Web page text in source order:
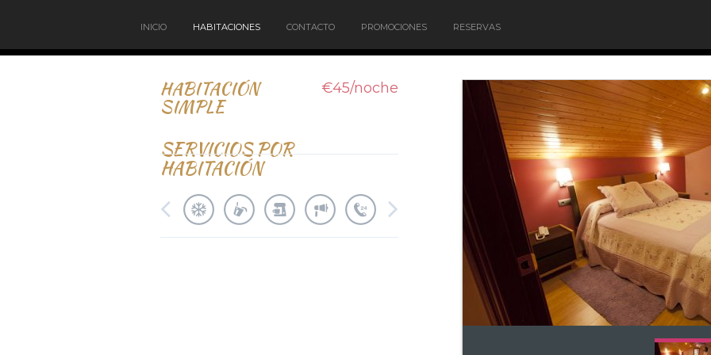
INICIO HABITACIONES CONTACTO PROMOCIONES RESERVAS
HABITACIÓN
SIMPLE
€45/noche
SERVICIOS POR
HABITACIÓN